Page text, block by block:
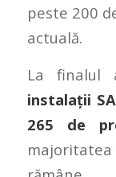
peste 200
actuală.
La finalul
instalații
265 de
majoritatea